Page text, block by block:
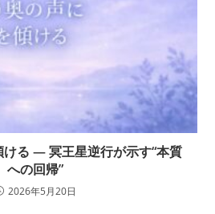
る ― 冥王星逆行が示す“本質
への回帰”
2026年5月20日